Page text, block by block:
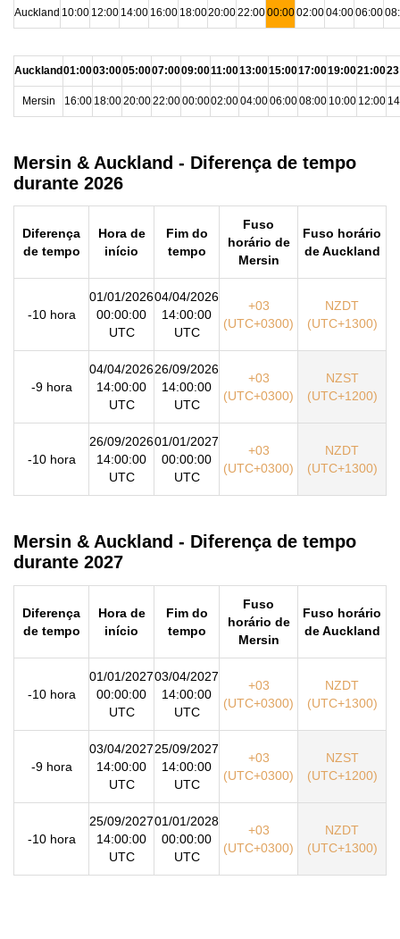
Auckland 10:00 12:00 14:00 16:00 18:0020:0022:0000:0002:0004:0006:00
Auckland01:0003:0005:0007:0009:0011:0013:0015:0017:0019:0021:00
Mersin 16:00 18:0020:0022:0000:0002:0004:0006:0008:00 10:00 12:00
Mersin & Auckland - Diferença de tempo
durante 2026
Diferença
de tempo
Hora de
início
Fim do
tempo
Fuso
horário de
Mersin
Fuso horário
de Auckland
-10 hora
01/01/2026
00:00:00
UTC
04/04/2026
14:00:00
UTC
+03
(UTC+0300)
NZDT
(UTC+1300)
-9 hora
04/04/2026
14:00:00
UTC
26/09/2026
14:00:00
UTC
+03
(UTC+0300)
NZST
(UTC+1200)
-10 hora
26/09/2026
14:00:00
UTC
01/01/2027
00:00:00
UTC
+03
(UTC+0300)
NZDT
(UTC+1300)
Mersin & Auckland - Diferença de tempo
durante 2027
Diferença
de tempo
Hora de
início
Fim do
tempo
Fuso
horário de
Mersin
Fuso horário
de Auckland
-10 hora
01/01/2027
00:00:00
UTC
03/04/2027
14:00:00
UTC
+03
(UTC+0300)
NZDT
(UTC+1300)
-9 hora
03/04/2027
14:00:00
UTC
25/09/2027
14:00:00
UTC
+03
(UTC+0300)
NZST
(UTC+1200)
-10 hora
25/09/2027
14:00:00
UTC
01/01/2028
00:00:00
UTC
+03
(UTC+0300)
NZDT
(UTC+1300)